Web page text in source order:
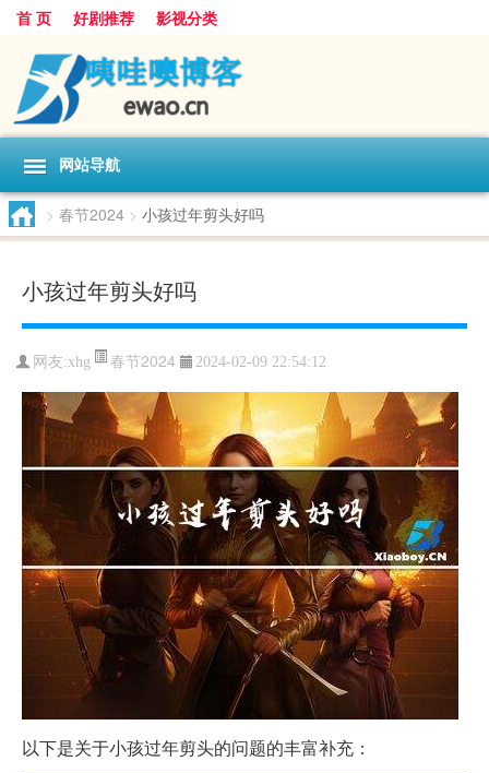
首 页 好剧推荐 影视分类
网站导航
> 春节2024 > 小孩过年剪头好吗
小孩过年剪头好吗
网友:xhg 春节2024 2024-02-09 22:54:12
以下是关于小孩过年剪头的问题的丰富补充：